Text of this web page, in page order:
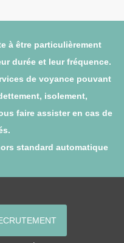
à être particulièrement
durée et leur fréquence.
de voyance pouvant
isolement,
faire assister en cas de
standard automatique